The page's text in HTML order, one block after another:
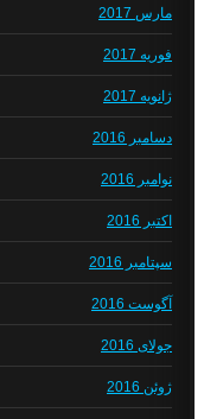
مارس 2017
فوریه 2017
ژانویه 2017
دسامبر 2016
نوامبر 2016
اکتبر 2016
سپتامبر 2016
آگوست 2016
جولای 2016
ژوئن 2016